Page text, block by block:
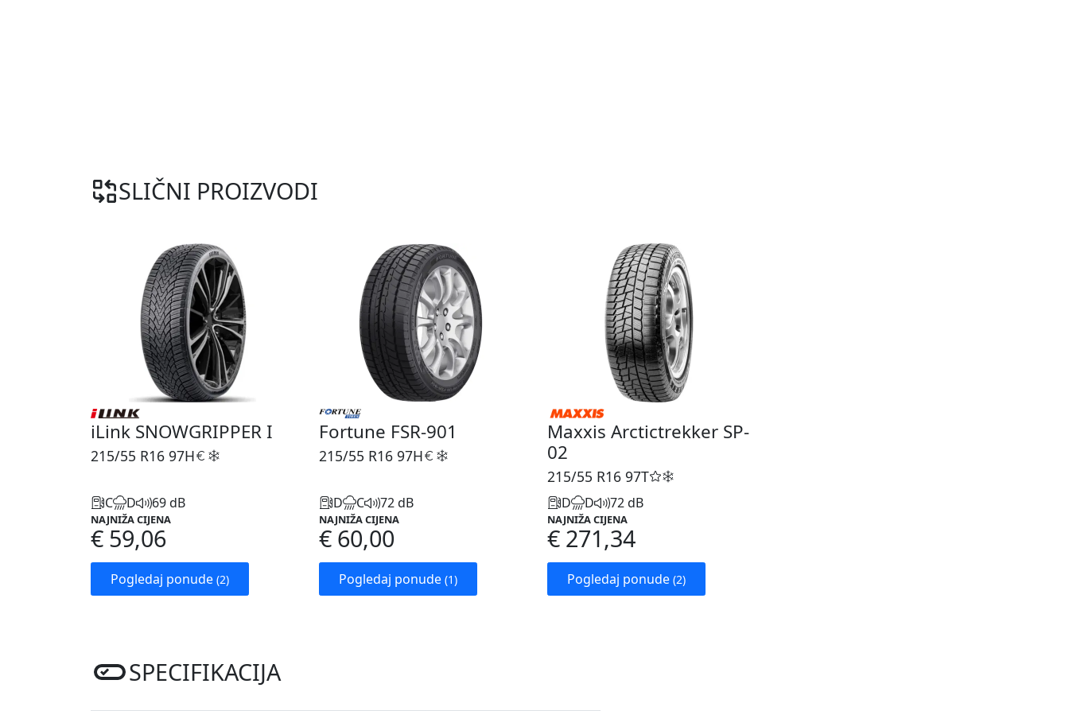
SLIČNI PROIZVODI
iLink SNOWGRIPPER I
215/55 R16 97H
C D 69 dB
NAJNIŽA CIJENA
€ 59,06
Pogledaj ponude (2)
Fortune FSR-901
215/55 R16 97H
D C 72 dB
NAJNIŽA CIJENA
€ 60,00
Pogledaj ponude (1)
Maxxis Arctictrekker SP-
02
215/55 R16 97T
D D 72 dB
NAJNIŽA CIJENA
€ 271,34
Pogledaj ponude (2)
SPECIFIKACIJA